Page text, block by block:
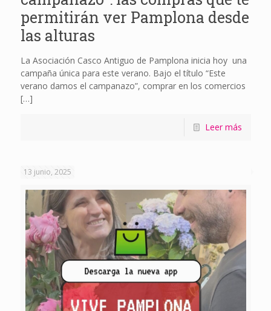
permitirán ver Pamplona desde
las alturas
La Asociación Casco Antiguo de Pamplona inicia hoy una
campaña única para este verano. Bajo el título “Este
verano damos el campanazo”, comprar en los comercios
[…]
Leer más
13 junio, 2025